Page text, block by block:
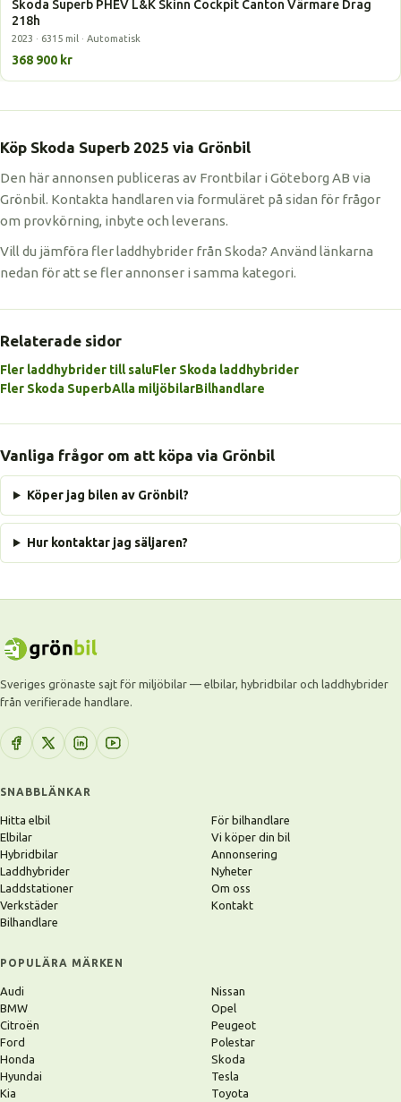
Skoda Superb PHEV L&K Skinn Cockpit Canton Värmare Drag
218h
2023 · 6315 mil · Automatisk
368 900 kr
Köp Skoda Superb 2025 via Grönbil
Den här annonsen publiceras av Frontbilar i Göteborg AB via
Grönbil. Kontakta handlaren via formuläret på sidan för frågor
om provkörning, inbyte och leverans.
Vill du jämföra fler laddhybrider från Skoda? Använd länkarna
nedan för att se fler annonser i samma kategori.
Relaterade sidor
Fler laddhybrider till saluFler Skoda laddhybrider
Fler Skoda SuperbAlla miljöbilarBilhandlare
Vanliga frågor om att köpa via Grönbil
Köper jag bilen av Grönbil?
Hur kontaktar jag säljaren?
Sveriges grönaste sajt för miljöbilar — elbilar, hybridbilar och laddhybrider
från verifierade handlare.
SNABBLÄNKAR
Hitta elbil
Elbilar
Hybridbilar
Laddhybrider
Laddstationer
Verkstäder
Bilhandlare
För bilhandlare
Vi köper din bil
Annonsering
Nyheter
Om oss
Kontakt
POPULÄRA MÄRKEN
Audi
BMW
Citroën
Ford
Honda
Hyundai
Kia
Nissan
Opel
Peugeot
Polestar
Skoda
Tesla
Toyota